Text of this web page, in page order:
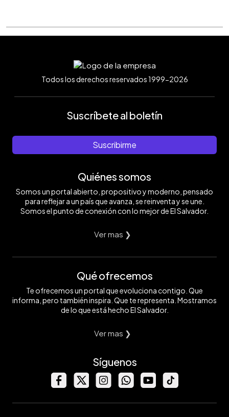
Todos los derechos reservados 1999-2026
Suscríbete al boletín
Suscribirme
Quiénes somos
Somos un portal abierto, propositivo y moderno, pensado
para reflejar a un país que avanza, se reinventa y se une.
Somos el punto de conexión con lo mejor de El Salvador.
Ver mas ❯
Qué ofrecemos
Te ofrecemos un portal que evoluciona contigo. Que
informa, pero también inspira. Que te representa. Mostramos
de lo que está hecho El Salvador.
Ver mas ❯
Síguenos